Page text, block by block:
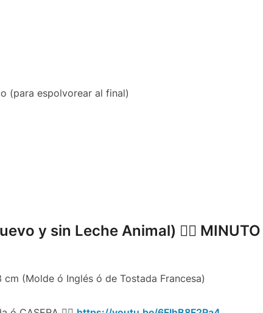
(para espolvorear al final)
y sin Leche Animal) 👉🏻 MINUTO
(Molde ó Inglés ó de Tostada Francesa)